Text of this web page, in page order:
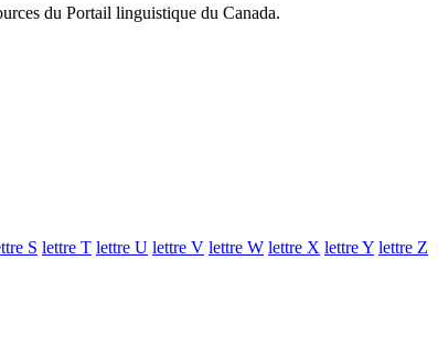
du Portail linguistique du Canada.
S lettre T lettre U lettre V lettre W lettre X lettreY lettre Z